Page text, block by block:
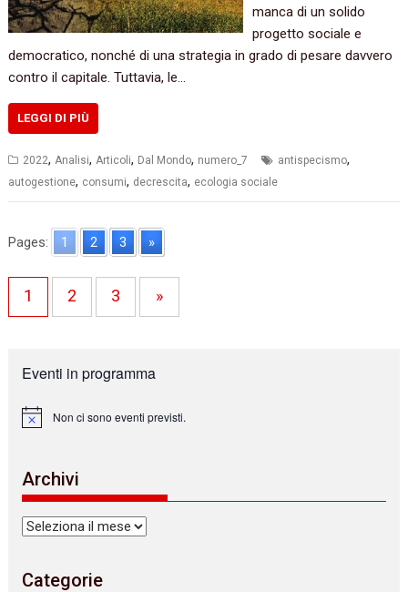
manca di un solido
progetto sociale e
democratico, nonché di una strategia in grado di pesare davvero
contro il capitale. Tuttavia, le…
LEGGI DI PIÙ
2022, Analisi, Articoli, Dal Mondo, numero_7 antispecismo,
autogestione, consumi, decrescita, ecologia sociale
Pages: 1 2 3 »
1 2 3 »
Eventi in programma
N
c
e
Non ci sono eventi previsti.
Archivi
Archivi
Categorie